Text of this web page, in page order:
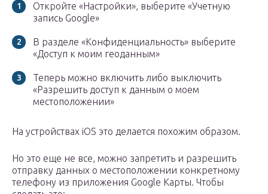
Откройте «Настройки», выберите «Учетную
запись Google»
В разделе «Конфиденциальность» выберите
«Доступ к моим геоданным»
Теперь можно включить либо выключить
«Разрешить доступ к данным о моем
местоположении»
На устройствах iOS это делается похожим образом.
Но это еще не все, можно запретить и разрешить
отправку данных о местоположении конкретному
телефону из приложения Google Карты. Чтобы